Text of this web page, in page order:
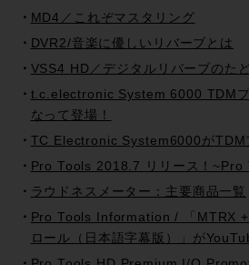
MD4／これぞマスタリング
DVR2/音楽に優しいリバーブとは
VSS4 HD／デジタルリバーブのた
t.c.electronic System 6000 TDMプ
なって登場！
TC Electronic System6000がTDM
Pro Tools 2018.7 リリース！
ラウドネスメーター：主要商品一覧
Pro Tools Information / 「MTRX +
ロール（日本語字幕版）」が